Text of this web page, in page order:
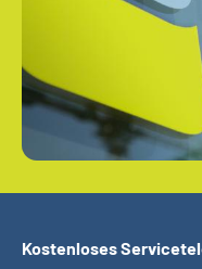
Kostenloses